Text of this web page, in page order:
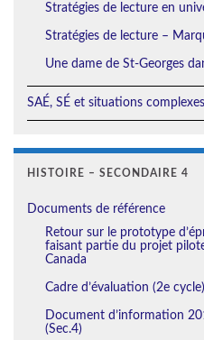
Stratégies de lecture en
Stratégies de lecture –
Une dame de St-Georges
SAÉ, SÉ et situations complexes
HISTOIRE – SECONDAIRE 4
Documents de référence
Retour sur le prototype
faisant partie du projet
Canada
Cadre d’évaluation (2e cycle)
Document d’information
(Sec.4)